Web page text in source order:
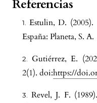
Referencias
Estulin, D. (2005).
España: Planeta, S. A.
Gutiérrez, E.
2(1). doi:https://
Revel, J. F.